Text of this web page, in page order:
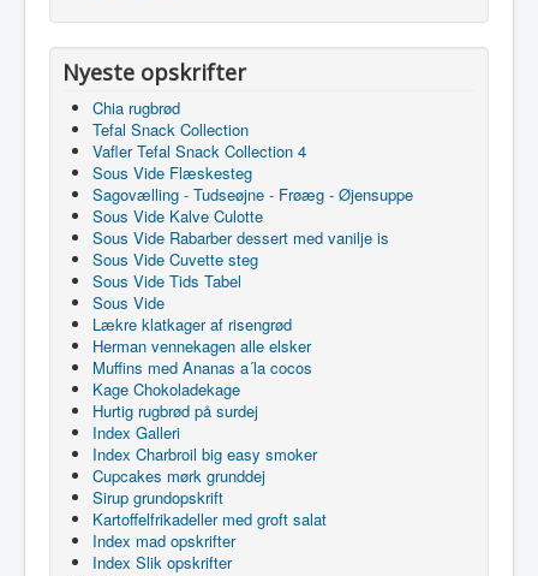
Nyeste opskrifter
Chia rugbrød
Tefal Snack Collection
Vafler Tefal Snack Collection 4
Sous Vide Flæskesteg
Sagovælling - Tudseøjne - Frøæg - Øjensuppe
Sous Vide Kalve Culotte
Sous Vide Rabarber dessert med vanilje is
Sous Vide Cuvette steg
Sous Vide Tids Tabel
Sous Vide
Lækre klatkager af risengrød
Herman vennekagen alle elsker
Muffins med Ananas a´la cocos
Kage Chokoladekage
Hurtig rugbrød på surdej
Index Galleri
Index Charbroil big easy smoker
Cupcakes mørk grunddej
Sirup grundopskrift
Kartoffelfrikadeller med groft salat
Index mad opskrifter
Index Slik opskrifter